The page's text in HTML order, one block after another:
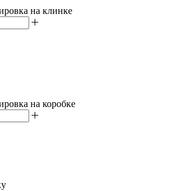
на клинке
на коробке